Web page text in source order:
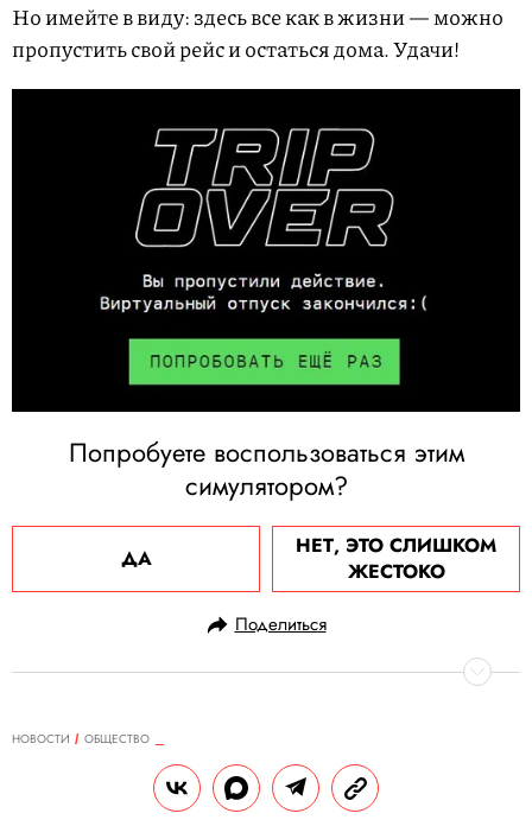
Но имейте в виду: здесь все как в жизни — можно
пропустить свой рейс и остаться дома. Удачи!
Попробуете воспользоваться этим
симулятором?
ДА
НЕТ, ЭТО СЛИШКОМ
ЖЕСТОКО
Поделиться
НОВОСТИ
ОБЩЕСТВО
В соцсетях набирает популярность